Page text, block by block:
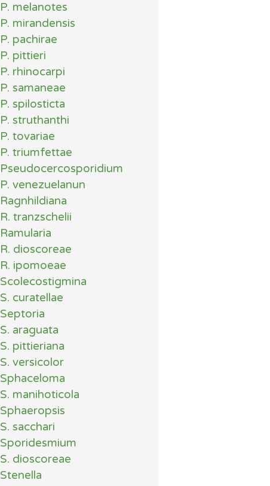
P. melanotes
P. mirandensis
P. pachirae
P. pittieri
P. rhinocarpi
P. samaneae
P. spilosticta
P. struthanthi
P. tovariae
P. triumfettae
Pseudocercosporidium
P. venezuelanun
Ragnhildiana
R. tranzschelii
Ramularia
R. dioscoreae
R. ipomoeae
Scolecostigmina
S. curatellae
Septoria
S. araguata
S. pittieriana
S. versicolor
Sphaceloma
S. manihoticola
Sphaeropsis
S. sacchari
Sporidesmium
S. dioscoreae
Stenella